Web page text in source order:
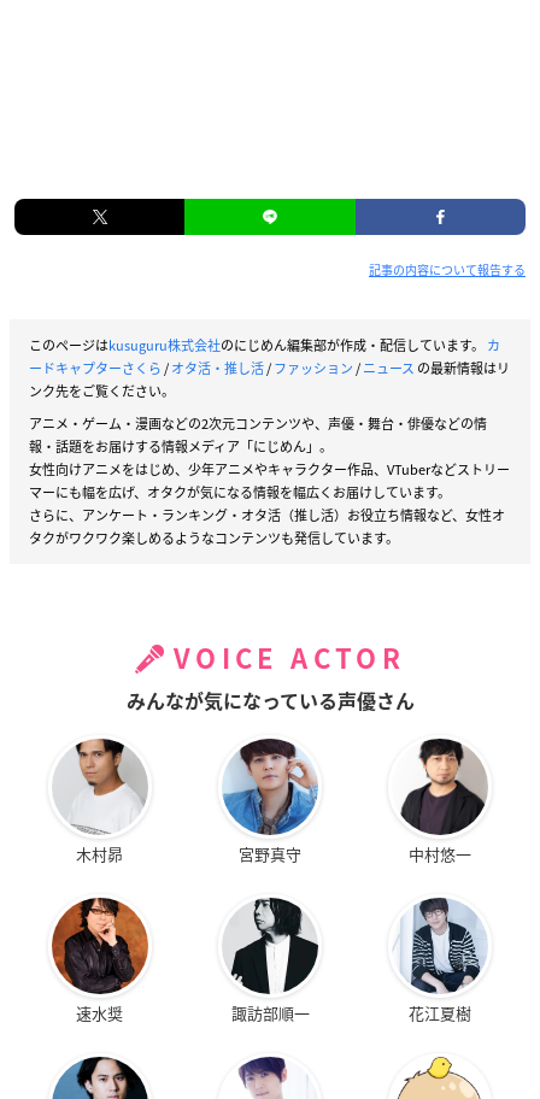
記事の内容について報告する
このページはkusuguru株式会社のにじめん編集部が作成・配信しています。 カ
ードキャプターさくら/オタ活・推し活/ファッション/ニュース の最新情報はリ
ンク先をご覧ください。
アニメ・ゲーム・漫画などの2次元コンテンツや、声優・舞台・俳優などの情
報・話題をお届けする情報メディア「にじめん」。
女性向けアニメをはじめ、少年アニメやキャラクター作品、VTuberなどストリー
マーにも幅を広げ、オタクが気になる情報を幅広くお届けしています。
さらに、アンケート・ランキング・オタ活（推し活）お役立ち情報など、女性オ
タクがワクワク楽しめるようなコンテンツも発信しています。
VOICE ACTOR
みんなが気になっている声優さん
木村昴 宮野真守 中村悠一
速水奨 諏訪部順一 花江夏樹